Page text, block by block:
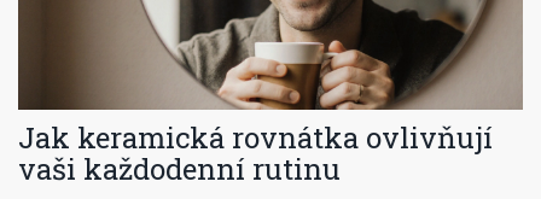
Jak keramická rovnátka ovlivňují
vaši každodenní rutinu